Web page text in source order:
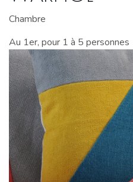
Chambre
Au 1er, pour 1 à 5 personnes